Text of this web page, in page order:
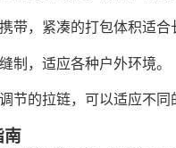
带，紧凑的打包体积适合
制，适应各种户外环境。
节的拉链，可以适应不同
南